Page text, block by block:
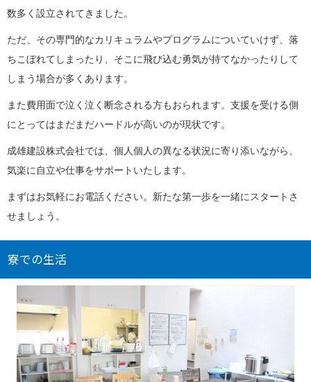
数多く設立されてきました。
ただ、その専門的なカリキュラムやプログラムについていけず、落
ちこぼれてしまったり、そこに飛び込む勇気が持てなかったりして
しまう場合が多くあります。
また費用面で泣く泣く断念される方もおられます。支援を受ける側
にとってはまだまだハードルが高いのが現状です。
成雄建設株式会社では、個人個人の異なる状況に寄り添いながら、
気楽に自立や仕事をサポートいたします。
まずはお気軽にお電話ください。新たな第一歩を一緒にスタートさ
せましょう。
寮での生活